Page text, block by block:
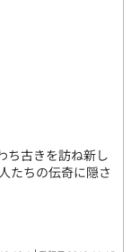
ち古きを訪ね新し
たちの伝奇に隠さ